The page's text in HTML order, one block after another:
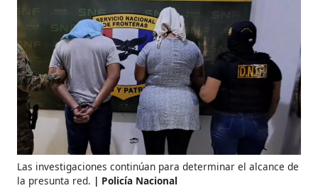
Las investigaciones continúan para determinar el alcance de
la presunta red.
Policía Nacional